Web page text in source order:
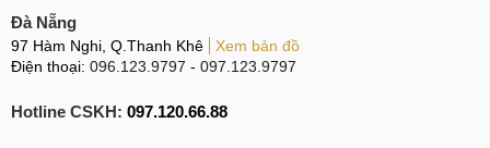
Đà Nẵng
97 Hàm Nghi, Q.Thanh Khê
Xem bản đồ
Điện thoại: 096.123.9797 - 097.123.9797
Hotline CSKH: 097.120.66.88